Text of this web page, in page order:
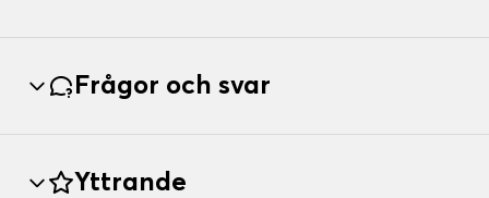
Frågor och svar
Yttrande